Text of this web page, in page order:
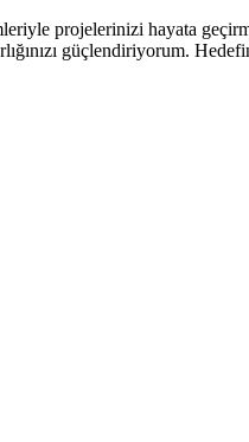
projelerinizi hayata
güçlendiriyorum.